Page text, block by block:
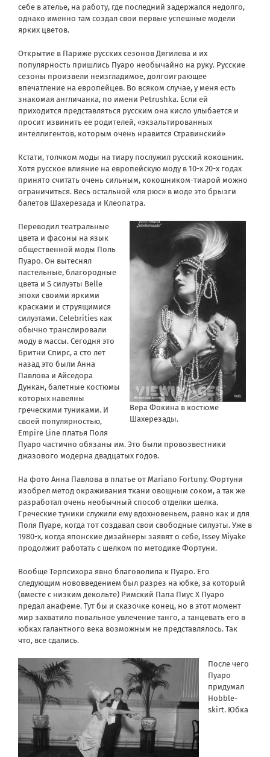
себе в ателье, на работу, где последний задержался недолго,
однако именно там создал свои первые успешные модели
ярких цветов.
Открытие в Париже русских сезонов Дягилева и их
популярность пришлись Пуаро необычайно на руку. Русские
сезоны произвели неизгладимое, долгоиграющее
впечатление на европейцев. Во всяком случае, у меня есть
знакомая англичанка, по имени Petrushka. Если ей
приходится представляться русским она кисло улыбается и
просит извинить ее родителей, «экзальтированных
интеллигентов, которым очень нравится Стравинский»
Кстати, толчком моды на тиару послужил русский кокошник.
Хотя русское влияние на европейскую моду в 10-х 20-х годах
принято считать очень сильным, кокошником-тиарой можно
ограничиться. Весь остальной «ля рюс» в моде это брызги
балетов Шахерезада и Клеопатра.
Вера Фокина в костюме
Шахерезады.
Переводил театральные
цвета и фасоны на язык
общественной моды Поль
Пуаро. Он вытеснял
пастельные, благородные
цвета и S силуэты Belle
эпохи своими яркими
красками и струящимися
силуэтами. Celebrities как
обычно транслировали
моду в массы. Сегодня это
Бритни Спирс, а сто лет
назад это были Анна
Павлова и Айседора
Дункан, балетные костюмы
которых навеяны
греческими туниками. И
своей популярностью,
Empire Line платья Поля
Пуаро частично обязаны им. Это были провозвестники
джазового модерна двадцатых годов.
На фото Анна Павлова в платье от Mariano Fortuny. Фортуни
изобрел метод окраживания ткани овощным соком, а так же
разработал очень необычный способ отделки шелка.
Греческие туники служили ему вдохновеньем, равно как и для
Поля Пуаре, когда тот создавал свои свободные силуэты. Уже в
1980-х, когда японские дизайнеры заявят о себе, Issey Miyake
продолжит работать с шелком по методике Фортуни.
Вообще Терпсихора явно благоволила к Пуаро. Его
следующим нововведением был разрез на юбке, за который
(вместе с низким декольте) Римский Папа Пиус X Пуаро
предал анафеме. Тут бы и сказочке конец, но в этот момент
мир захватило повальное увлечение танго, а танцевать его в
юбках галантного века возможным не представлялось. Так
что, все сдались.
После чего
Пуаро
придумал
Hobble-
skirt. Юбка